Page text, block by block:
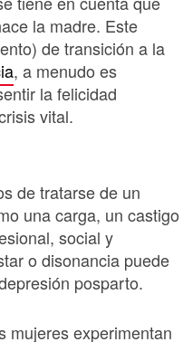
la madre. Este
de transición a la
, a menudo es
la felicidad
vital.
de tratarse de un
una carga, un castigo
social y
o disonancia puede
posparto.
mujeres experimentan